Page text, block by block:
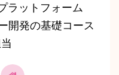
ラットフォーム
開発の基礎コース